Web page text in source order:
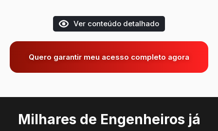
Ver conteúdo detalhado
Quero garantir meu acesso completo agora
Milhares de Engenheiros já